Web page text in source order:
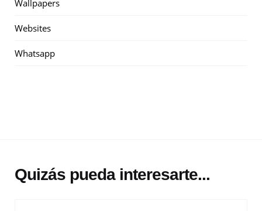
Wallpapers
Websites
Whatsapp
Quizás pueda interesarte...